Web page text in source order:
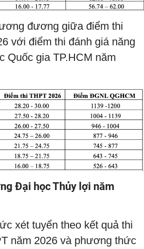
đương giữa điểm thi
với điểm thi đánh giá năng
Quốc gia TP.HCM năm
Đại học Thủy lợi năm
xét tuyển theo kết quả thi
năm 2026 và phương thức